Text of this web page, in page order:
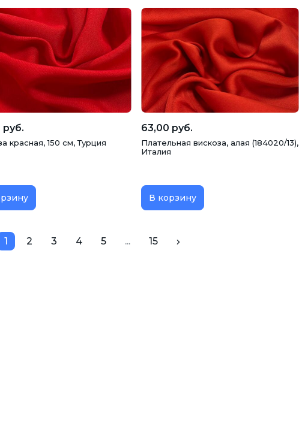
руб.
красная, 150 см, Турция
63,00 руб.
Плательная вискоза, алая (184020/13),
Италия
В корзину
1 2 3 4 5 ... 15